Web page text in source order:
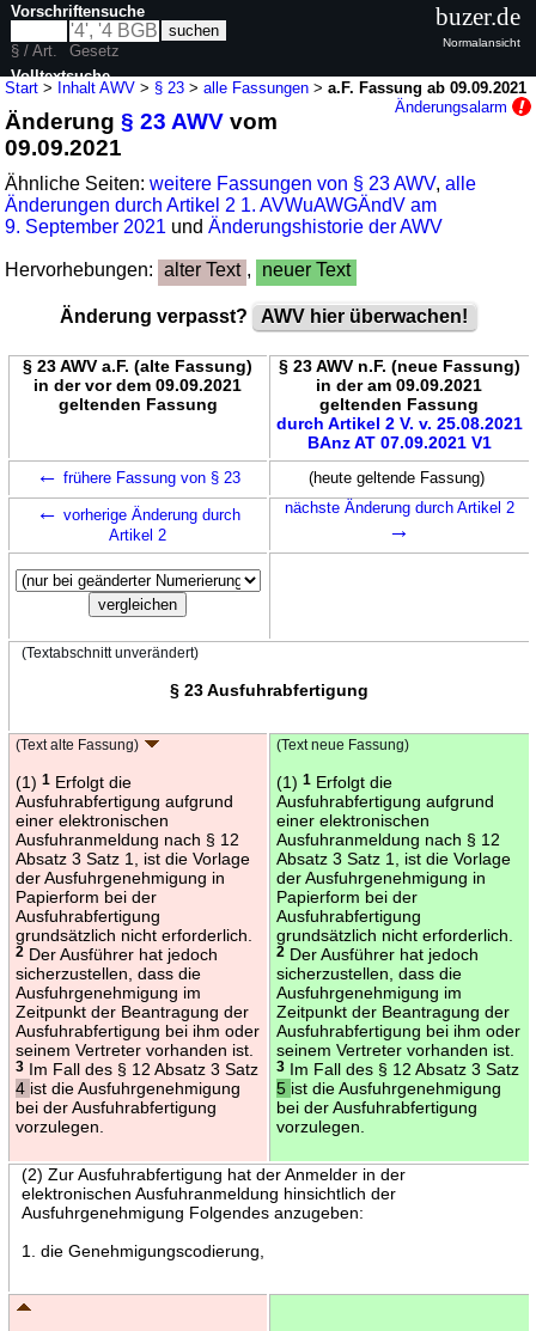
Start > Inhalt AWV > § 23 >alle Fassungen >a.F. Fassung ab 09.09.2021
Änderungsalarm
Änderung§ 23 AWV vom
09.09.2021
Ähnliche Seiten:weitere Fassungen von § 23 AWV,alle
Änderungen durch Artikel 2 1. AVWuAWGÄndV am
9. September 2021 undÄnderungshistorie der AWV
Hervorhebungen: alter Text , neuer Text
Änderung verpasst? AWV hier überwachen!
§ 23 AWV a.F. (alte Fassung)
in der vor dem 09.09.2021
geltenden Fassung
§ 23 AWV n.F. (neue Fassung)
in der am 09.09.2021
geltenden Fassung
durch Artikel 2 V. v. 25.08.2021
BAnz AT 07.09.2021 V1
← frühere Fassung von § 23 (heute geltende Fassung)
← vorherige Änderung durch
Artikel 2
nächste Änderung durch Artikel 2
→
(Textabschnitt unverändert)
§ 23 Ausfuhrabfertigung
(Text alte Fassung)
(1) 1Erfolgt die
Ausfuhrabfertigung aufgrund
einer elektronischen
Ausfuhranmeldung nach § 12
Absatz 3 Satz 1, ist die Vorlage
der Ausfuhrgenehmigung in
Papierform bei der
Ausfuhrabfertigung
grundsätzlich nicht erforderlich.
2Der Ausführer hat jedoch
sicherzustellen, dass die
Ausfuhrgenehmigung im
Zeitpunkt der Beantragung der
Ausfuhrabfertigung bei ihm oder
seinem Vertreter vorhanden ist.
3Im Fall des § 12 Absatz 3 Satz
4 ist die Ausfuhrgenehmigung
bei der Ausfuhrabfertigung
vorzulegen.
(Text neue Fassung)
(1) 1Erfolgt die
Ausfuhrabfertigung aufgrund
einer elektronischen
Ausfuhranmeldung nach § 12
Absatz 3 Satz 1, ist die Vorlage
der Ausfuhrgenehmigung in
Papierform bei der
Ausfuhrabfertigung
grundsätzlich nicht erforderlich.
2Der Ausführer hat jedoch
sicherzustellen, dass die
Ausfuhrgenehmigung im
Zeitpunkt der Beantragung der
Ausfuhrabfertigung bei ihm oder
seinem Vertreter vorhanden ist.
3Im Fall des § 12 Absatz 3 Satz
5 ist die Ausfuhrgenehmigung
bei der Ausfuhrabfertigung
vorzulegen.
(2) Zur Ausfuhrabfertigung hat der Anmelder in der
elektronischen Ausfuhranmeldung hinsichtlich der
Ausfuhrgenehmigung Folgendes anzugeben:
1. die Genehmigungscodierung,
Vorschriftensuche
§ / Art.
Gesetz
Volltextsuche
nur in AWV
buzer.de
Normalansicht